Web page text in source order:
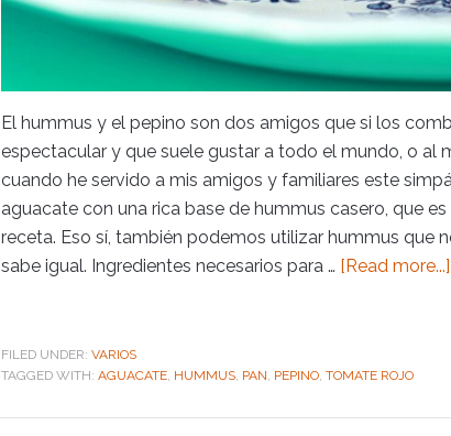
El hummus y el pepino son dos amigos que si los
espectacular y que suele gustar a todo el mundo, o al
cuando he servido a mis amigos y familiares este
aguacate con una rica base de hummus casero, que
receta. Eso sí, también podemos utilizar hummus que
sabe igual. Ingredientes necesarios para … [Read more...]
FILED UNDER: VARIOS
TAGGED WITH: AGUACATE, HUMMUS, PAN, PEPINO, TOMATE ROJO